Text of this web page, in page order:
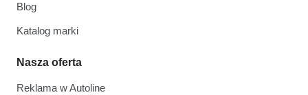
Blog
Katalog marki
Nasza oferta
Reklama w Autoline